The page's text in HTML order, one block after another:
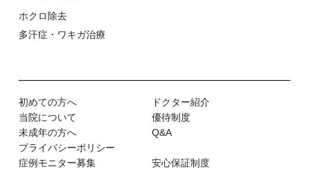
ホクロ除去
多汗症・ワキガ治療
初めての⽅へ
ドクター紹介
当院について
優待制度
未成年の方へ
Q&A
プライバシーポリシー
症例モニター募集
安心保証制度